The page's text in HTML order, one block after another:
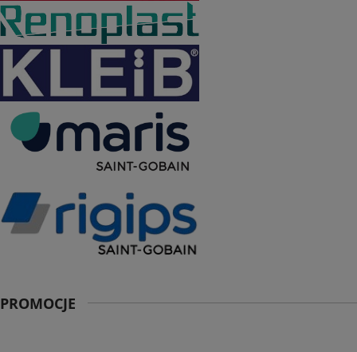
PROMOCJE